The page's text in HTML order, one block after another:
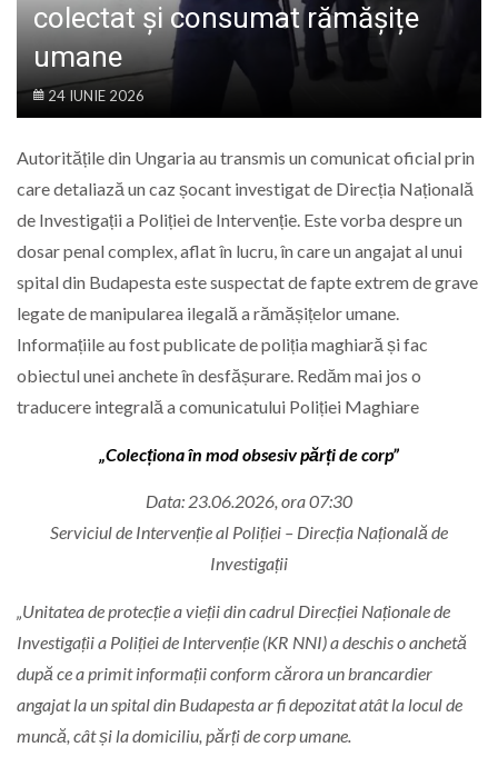
colectat și consumat rămășițe
umane
24 IUNIE 2026
Autoritățile din Ungaria au transmis un comunicat oficial prin
care detaliază un caz șocant investigat de Direcția Națională
de Investigații a Poliției de Intervenție. Este vorba despre un
dosar penal complex, aflat în lucru, în care un angajat al unui
spital din Budapesta este suspectat de fapte extrem de grave
legate de manipularea ilegală a rămășițelor umane.
Informațiile au fost publicate de poliția maghiară și fac
obiectul unei anchete în desfășurare. Redăm mai jos o
traducere integrală a comunicatului Poliției Maghiare
„Colecționa în mod obsesiv părți de corp”
Data: 23.06.2026, ora 07:30
Serviciul de Intervenție al Poliției – Direcția Națională de
Investigații
„Unitatea de protecție a vieții din cadrul Direcției Naționale de
Investigații a Poliției de Intervenție (KR NNI) a deschis o anchetă
după ce a primit informații conform cărora un brancardier
angajat la un spital din Budapesta ar fi depozitat atât la locul de
muncă, cât și la domiciliu, părți de corp umane.